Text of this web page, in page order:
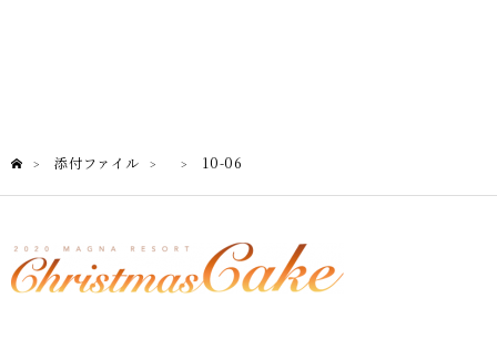
> 添付ファイル > > 10-06